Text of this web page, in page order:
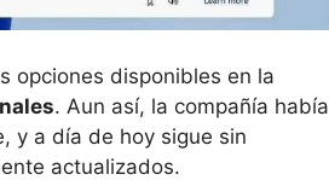
opciones disponibles en la
. Aun así, la compañía había
y a día de hoy sigue sin
actualizados.